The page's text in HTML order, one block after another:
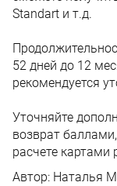
Standart и т.д.
52 дней до 12
рекомендуется
Уточняйте
возврат
расчете картами
Автор: Наталья